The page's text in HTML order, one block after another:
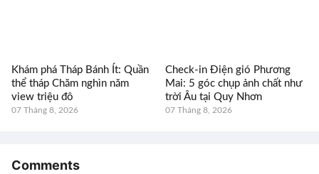
Khám phá Tháp Bánh Ít: Quần
thể tháp Chăm nghìn năm
view triệu đô
07 Tháng 8, 2026
Check-in Điện gió Phương
Mai: 5 góc chụp ảnh chất như
trời Âu tại Quy Nhơn
07 Tháng 8, 2026
Comments